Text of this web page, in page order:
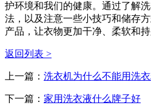
护环境和我们的健康。通过了解
法，以及注意一些小技巧和储存
产品，让衣物更加干净、柔软和持
返回列表 >
上一篇： 洗衣机为什么不能用洗
下一篇： 家用洗衣液什么牌子好